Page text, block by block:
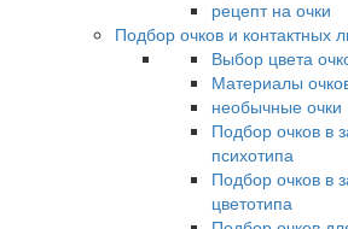
рецепт на очки
Подбор очков и контактных
Выбор цвета
Материалы
необычные очки
Подбор очков в
психотипа
Подбор очков в
цветотипа